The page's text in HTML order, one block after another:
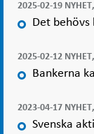
2025-02-19
Det
2025-02-12
Bankerna
2023-04-17
Svenska